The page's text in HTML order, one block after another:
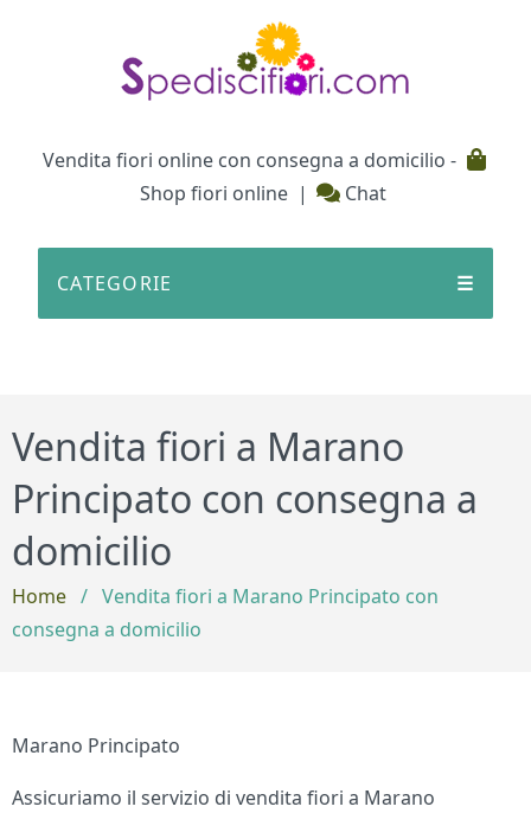
Vendita fiori online con consegna a domicilio -
Shop fiori online | Chat
CATEGORIE ☰
Vendita fiori a Marano
Principato con consegna a
domicilio
Home / Vendita fiori a Marano Principato con
consegna a domicilio
Marano Principato
Assicuriamo il servizio di vendita fiori a Marano